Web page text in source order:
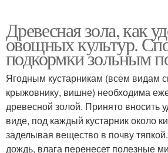
Древесная зола, как
овощных культур.
подкормки зольным
Ягодным кустарникам (всем видам
крыжовнику, вишне) необходима
древесной золой. Принято вносить
виде, под каждый кустарник около
заделывая вещество в почву
дождь, влага перенесет полезные